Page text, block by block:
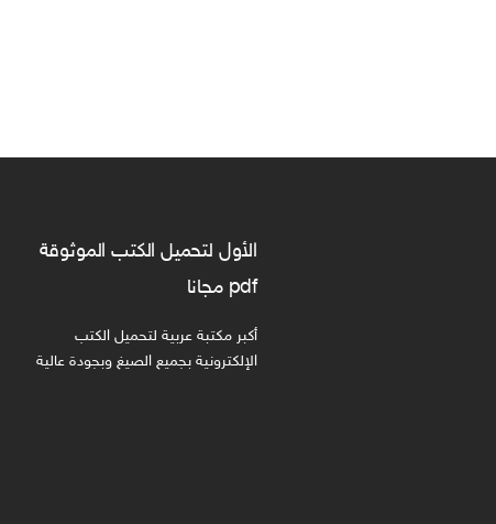
الأول لتحميل الكتب الموثوقة
pdf مجانا
أكبر مكتبة عربية لتحميل الكتب
الإلكترونية بجميع الصيغ وبجودة عالية